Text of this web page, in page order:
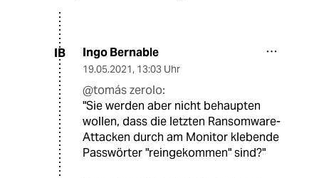
IB Ingo Bernable
19.05.2021, 13:03 Uhr
@tomás zerolo:
"Sie werden aber nicht behaupten
wollen, dass die letzten Ransomware-
Attacken durch am Monitor klebende
Passwörter "reingekommen" sind?"